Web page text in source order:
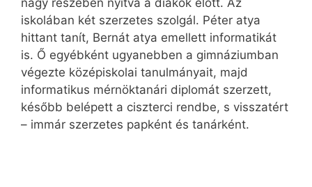
nagy részében nyitva a diákok előtt. Az
iskolában két szerzetes szolgál. Péter atya
hittant tanít, Bernát atya emellett informatikát
is. Ő egyébként ugyanebben a gimnáziumban
végezte középiskolai tanulmányait, majd
informatikus mérnöktanári diplomát szerzett,
később belépett a ciszterci rendbe, s visszatért
– immár szerzetes papként és tanárként.